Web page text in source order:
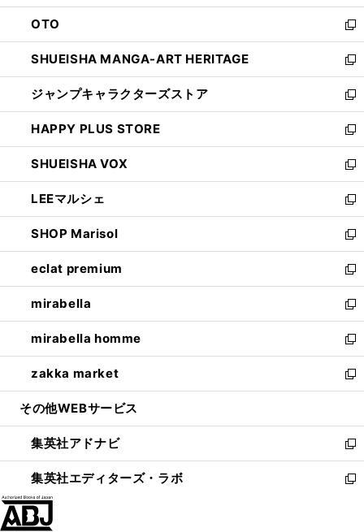
ウ
で
開
く
ン
ド
ウ
で
開
く
OTO
新
し
い
ウ
ィ
ン
ド
ウ
で
開
く
SHUEISHA MANGA-ART HERITAGE
新
し
い
ウ
ィ
ン
ド
ウ
で
開
く
ジャンプキャラクターズストア
新
し
い
ウ
ィ
ン
ド
ウ
で
開
く
HAPPY PLUS STORE
新
し
い
ウ
ィ
ン
ド
ウ
で
開
く
SHUEISHA VOX
新
し
い
ウ
ィ
ン
ド
ウ
で
開
く
LEEマルシェ
新
し
い
ウ
ィ
ン
ド
ウ
で
開
く
SHOP Marisol
新
し
い
ウ
ィ
ン
ド
ウ
で
開
eclat premium
新
し
い
ウ
ィ
ン
ド
ウ
開
く
mirabella
新
し
い
ウ
ィ
ン
ウ
で
開
く
mirabella homme
新
し
い
ウ
ン
ド
ウ
で
zakka market
新
し
ウ
ィ
ン
ド
その他WEBサービス
集英社アドナビ
新
し
い
集英社エディターズ・ラボ
新